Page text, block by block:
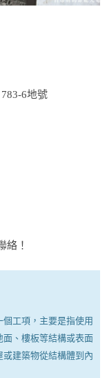
6地號
絡！
工項，主要是指使用
、樓板等結構或表面
建築物從結構體到內